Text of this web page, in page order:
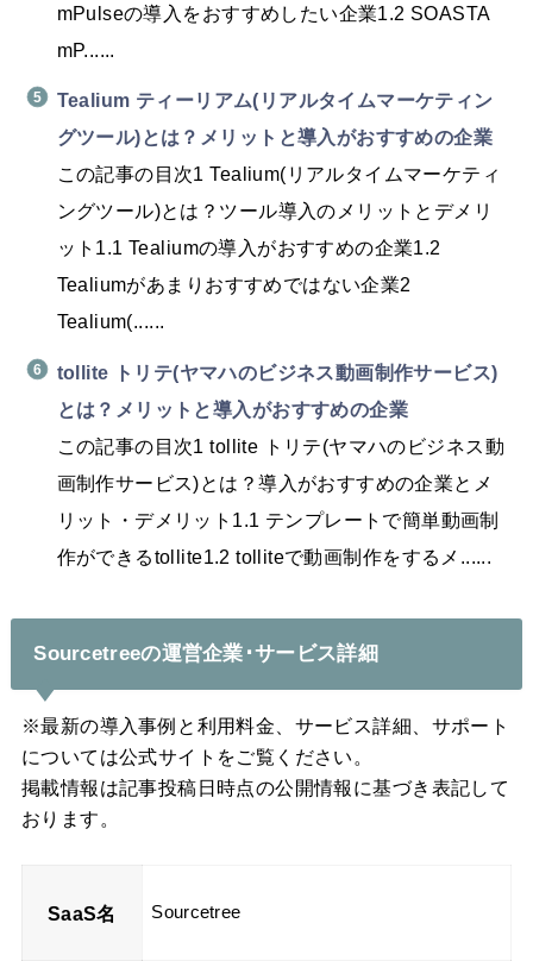
mPulseの導入をおすすめしたい企業1.2 SOASTA
mP......
Tealium ティーリアム(リアルタイムマーケティン
グツール)とは？メリットと導入がおすすめの企業
この記事の目次1 Tealium(リアルタイムマーケティ
ングツール)とは？ツール導入のメリットとデメリ
ット1.1 Tealiumの導入がおすすめの企業1.2
Tealiumがあまりおすすめではない企業2
Tealium(......
tollite トリテ(ヤマハのビジネス動画制作サービス)
とは？メリットと導入がおすすめの企業
この記事の目次1 tollite トリテ(ヤマハのビジネス動
画制作サービス)とは？導入がおすすめの企業とメ
リット・デメリット1.1 テンプレートで簡単動画制
作ができるtollite1.2 tolliteで動画制作をするメ......
Sourcetreeの運営企業･サービス詳細
※最新の導入事例と利用料金、サービス詳細、サポート
については公式サイトをご覧ください。
掲載情報は記事投稿日時点の公開情報に基づき表記して
おります。
SaaS名 Sourcetree